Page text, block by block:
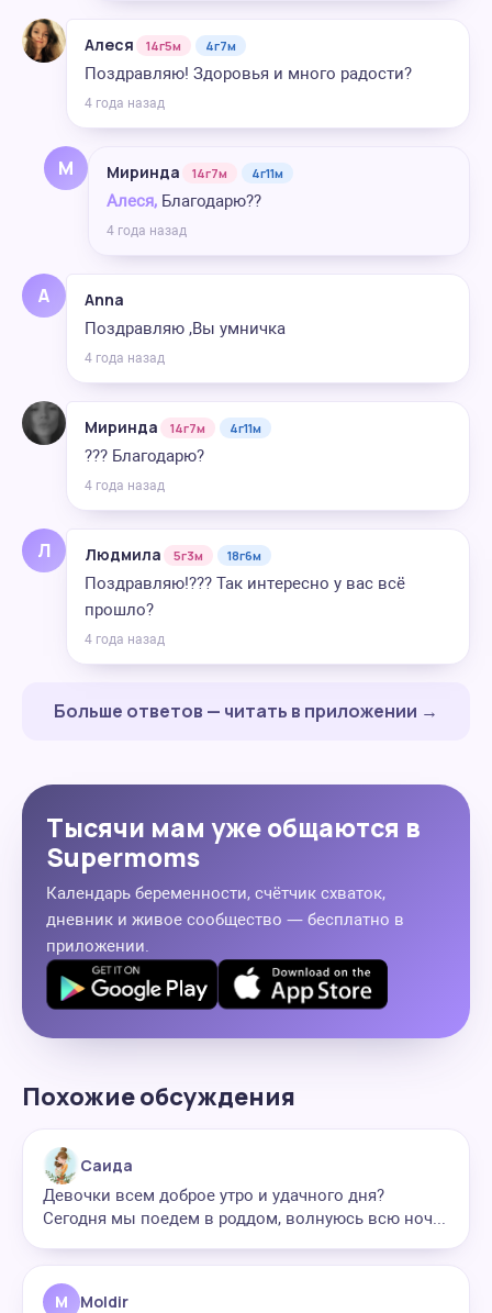
Алеся 14г5м 4г7м
Поздравляю! Здоровья и много радости?
4 года назад
М Миринда 14г7м 4г11м
Алеся, Благодарю??
4 года назад
A Anna
Поздравляю ,Вы умничка
4 года назад
Миринда 14г7м 4г11м
??? Благодарю?
4 года назад
Л Людмила 5г3м 18г6м
Поздравляю!??? Так интересно у вас всё
прошло?
4 года назад
Больше ответов — читать в приложении →
Тысячи мам уже общаются в
Supermoms
Календарь беременности, счётчик схваток,
дневник и живое сообщество — бесплатно в
приложении.
Похожие обсуждения
Саида
Девочки всем доброе утро и удачного дня?
Сегодня мы поедем в роддом, волнуюсь всю ноч...
M Moldir